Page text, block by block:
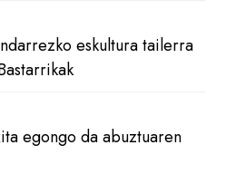
eskultura tailerra
egongo da abuztuaren